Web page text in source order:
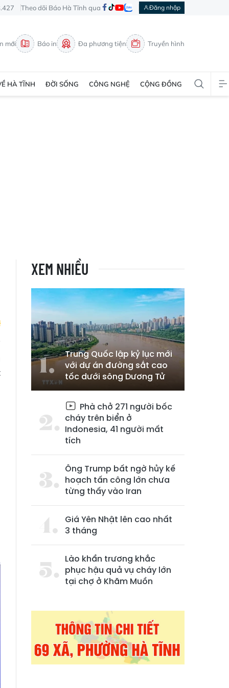
Theo dõi Báo Hà Tĩnh qua Đăng nhập
mới Báo in Đa phương tiện Truyền hình
HÀ TĨNH ĐỜI SỐNG CÔNG NGHỆ CỘNG ĐỒNG
XEM NHIỀU
Trung Quốc lập kỷ lục mới
với dự án đường sắt cao
tốc dưới sông Dương Tử
Phà chở 271 người bốc
cháy trên biển ở
Indonesia, 41 người mất
tích
Ông Trump bất ngờ hủy kế
hoạch tấn công lớn chưa
từng thấy vào Iran
Giá Yên Nhật lên cao nhất
3 tháng
Lào khẩn trương khắc
phục hậu quả vụ cháy lớn
tại chợ ở Khăm Muồn